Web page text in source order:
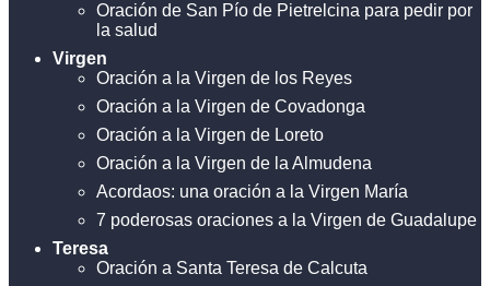
Oración de San Pío de Pietrelcina para pedir por
la salud
Virgen
Oración a la Virgen de los Reyes
Oración a la Virgen de Covadonga
Oración a la Virgen de Loreto
Oración a la Virgen de la Almudena
Acordaos: una oración a la Virgen María
7 poderosas oraciones a la Virgen de Guadalupe
Teresa
Oración a Santa Teresa de Calcuta